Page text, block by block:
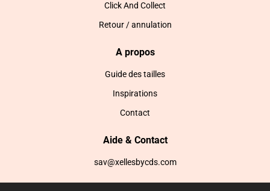
Click And Collect
Retour / annulation
A propos
Guide des tailles
Inspirations
Contact
Aide & Contact
sav@xellesbycds.com